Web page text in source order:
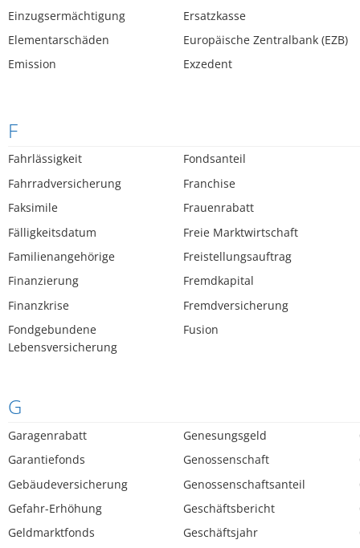
Einzugsermächtigung
Elementarschäden
Emission
Ersatzkasse
Europäische Zentralbank (EZB)
Exzedent
F
Fahrlässigkeit
Fahrradversicherung
Faksimile
Fälligkeitsdatum
Familienangehörige
Finanzierung
Finanzkrise
Fondgebundene
Lebensversicherung
Fondsanteil
Franchise
Frauenrabatt
Freie Marktwirtschaft
Freistellungsauftrag
Fremdkapital
Fremdversicherung
Fusion
G
Garagenrabatt
Garantiefonds
Gebäudeversicherung
Gefahr-Erhöhung
Geldmarktfonds
Genesungsgeld
Genossenschaft
Genossenschaftsanteil
Geschäftsbericht
Geschäftsjahr